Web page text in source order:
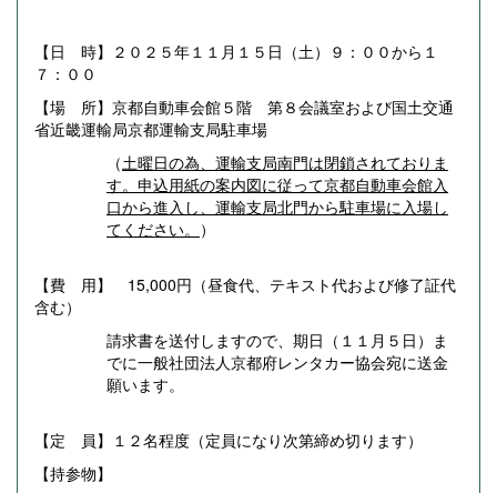
【日 時】２０２５年１１月１５日（土）９：００から１
７：００
【場 所】京都自動車会館５階 第８会議室および国土交通
省近畿運輸局京都運輸支局駐車場
（土曜日の為、運輸支局南門は閉鎖されておりま
す。申込用紙の案内図に従って京都自動車会館入
口から進入し、運輸支局北門から駐車場に入場し
てください。 ）
【費 用】 15,000円（昼食代、テキスト代および修了証代
含む）
請求書を送付しますので、期日（１１月５日）ま
でに一般社団法人京都府レンタカー協会宛に送金
願います。
【定 員】１２名程度（定員になり次第締め切ります）
【持参物】